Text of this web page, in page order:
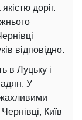
доріг.
відповідно.
в Луцьку і
У
Київ